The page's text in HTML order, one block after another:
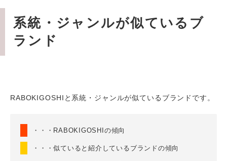
系統・ジャンルが似ているブ
ランド
RABOKIGOSHIと系統・ジャンルが似ているブランドです。
・・・RABOKIGOSHIの傾向
・・・似ていると紹介しているブランドの傾向